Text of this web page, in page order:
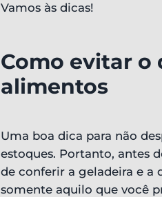
Vamos às dicas!
Como evitar o
alimentos
Uma boa dica para não
estoques. Portanto, antes
de conferir a geladeira e a
somente aquilo que você